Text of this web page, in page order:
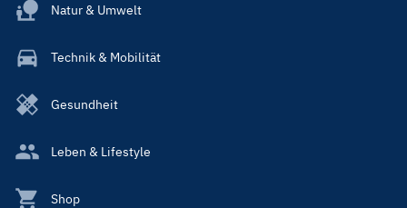
Natur & Umwelt
Technik & Mobilität
Gesundheit
Leben & Lifestyle
Shop